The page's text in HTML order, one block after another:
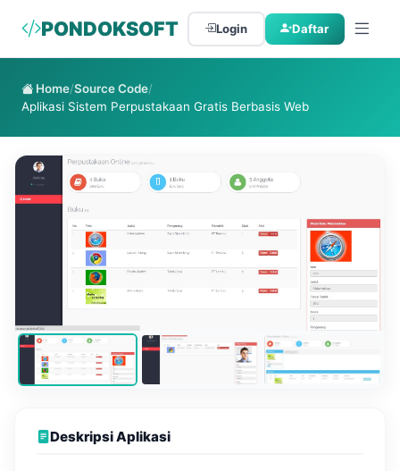
PONDOKSOFT Login Daftar
Home/Source Code/
Aplikasi Sistem Perpustakaan Gratis Berbasis Web
Deskripsi Aplikasi